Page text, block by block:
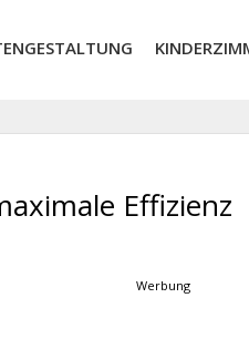
Effizienz
Werbung